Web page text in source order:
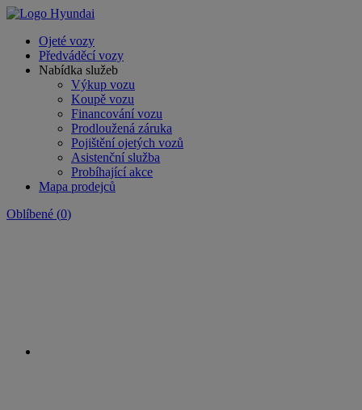
Ojeté vozy
Předváděcí vozy
Nabídka služeb
Výkup vozu
Koupě vozu
Financování vozu
Prodloužená záruka
Pojištění ojetých vozů
Asistenční služba
Probíhající akce
Mapa prodejců
Oblíbené (0)